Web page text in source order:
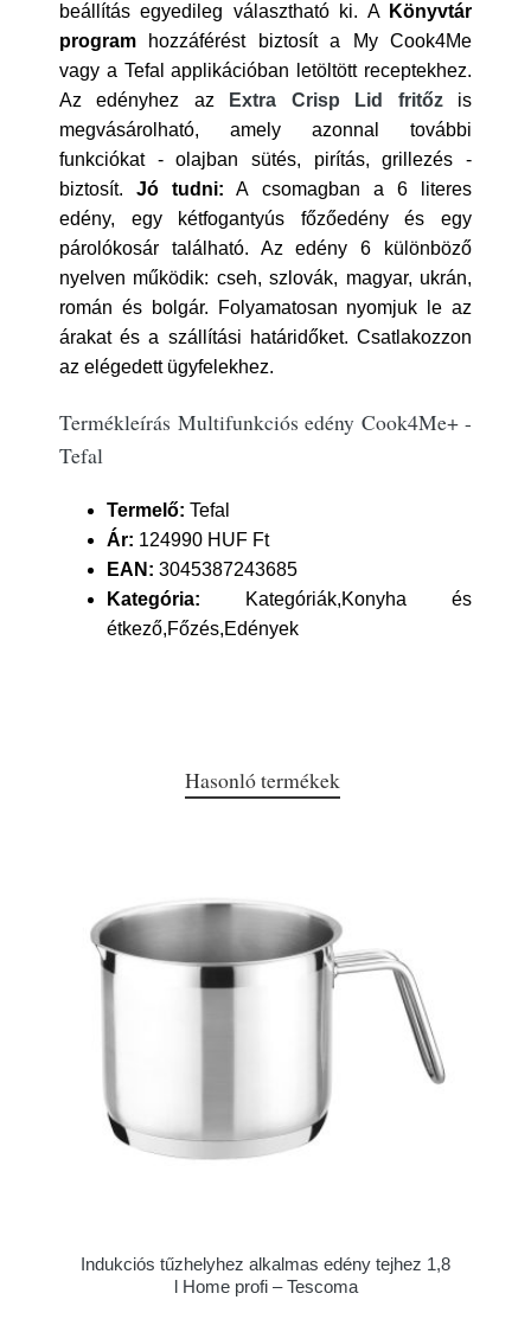
beállítás egyedileg választható ki. A Könyvtár
program hozzáférést biztosít a My Cook4Me
vagy a Tefal applikációban letöltött receptekhez.
Az edényhez az
Extra Crisp Lid fritőzis
megvásárolható, amely azonnal további
funkciókat - olajban sütés, pirítás, grillezés -
biztosít.Jó tudni: A csomagban a 6 literes
edény, egy kétfogantyús főzőedény és egy
párolókosár található. Az edény 6 különböző
nyelven működik: cseh, szlovák, magyar, ukrán,
román és bolgár. Folyamatosan nyomjuk le az
árakat és a szállítási határidőket. Csatlakozzon
az elégedett ügyfelekhez.
Termékleírás Multifunkciós edény Cook4Me+ -
Tefal
Termelő: Tefal
Ár: 124990 HUF Ft
EAN: 3045387243685
Kategória: Kategóriák,Konyha és
étkező,Főzés,Edények
Hasonló termékek
Indukciós tűzhelyhez alkalmas edény tejhez 1,8
l Home profi – Tescoma